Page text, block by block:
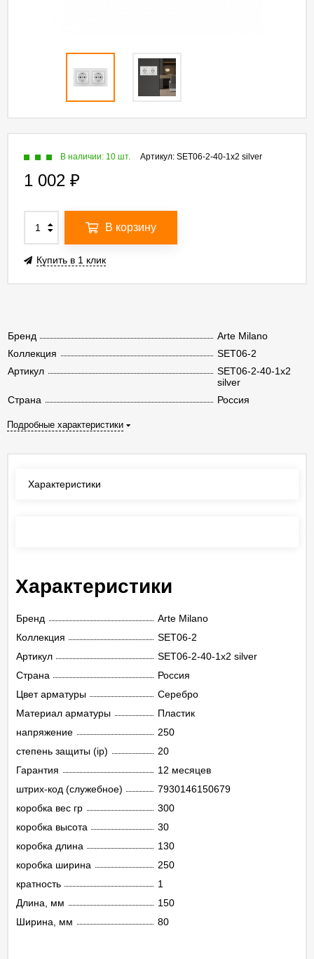
Бренд
Arte Milano
Коллекция
SET06-2
Артикул
SET06-2-40-1x2
silver
Страна
Россия
Подробные характеристики
Артикул: SET06-2-40-1x2 silver
В наличии: 10 шт.
1 002 ₽
В корзину
Купить в 1 клик
Характеристики
Характеристики
Бренд
Arte Milano
Коллекция
SET06-2
Артикул
SET06-2-40-1x2 silver
Страна
Россия
Цвет арматуры
Серебро
Материал арматуры
Пластик
напряжение
250
степень защиты (ip)
20
Гарантия
12 месяцев
штрих-код (служебное)
7930146150679
коробка вес гр
300
коробка высота
30
коробка длина
130
коробка ширина
250
кратность
1
Длина, мм
150
Ширина, мм
80